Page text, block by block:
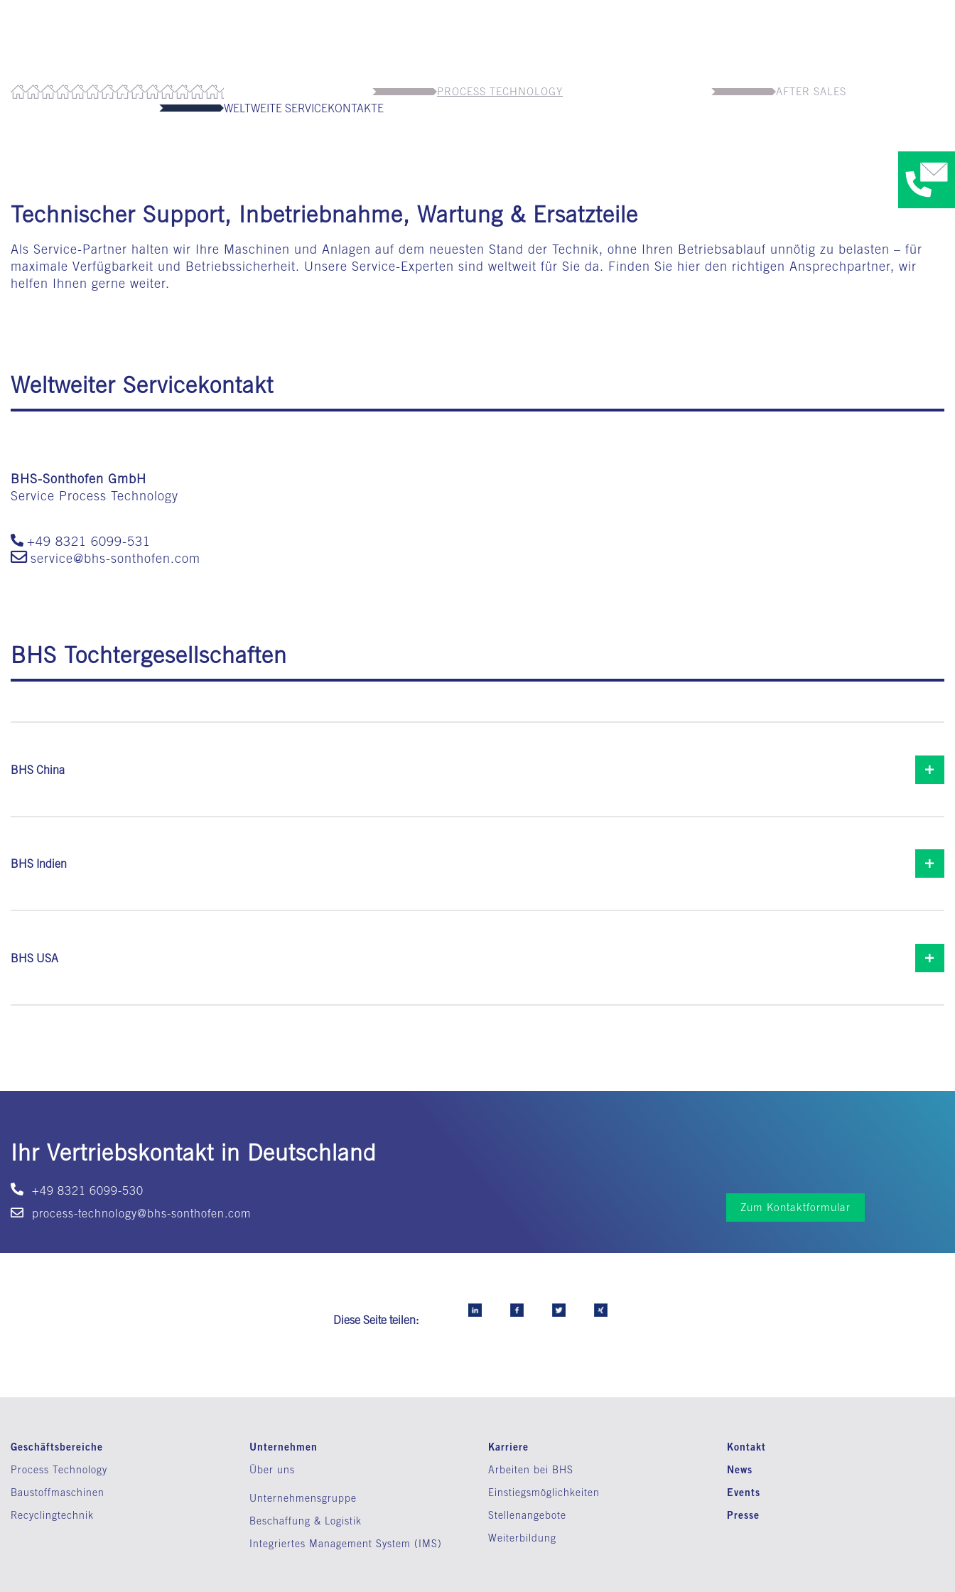
PROCESS TECHNOLOGY AFTER SALES
WELTWEITE SERVICEKONTAKTE
Technischer Support, Inbetriebnahme, Wartung & Ersatzteile
Als Service-Partner halten wir Ihre Maschinen und Anlagen auf dem neuesten Stand der Technik, ohne Ihren Betriebsablauf unnötig zu belasten – für
maximale Verfügbarkeit und Betriebssicherheit. Unsere Service-Experten sind weltweit für Sie da. Finden Sie hier den richtigen Ansprechpartner, wir
helfen Ihnen gerne weiter.
Weltweiter Servicekontakt
BHS-Sonthofen GmbH
Service Process Technology
+49 8321 6099-531
service@bhs-sonthofen.com
BHS Tochtergesellschaften
BHS China
BHS Indien
BHS USA
Ihr Vertriebskontakt in Deutschland
+49 8321 6099-530
process-technology@bhs-sonthofen.com
Zum Kontaktformular
Diese Seite teilen:
Geschäftsbereiche
Process Technology
Baustoffmaschinen
Recyclingtechnik
Unternehmen
Über uns
Unternehmensgruppe
Beschaffung & Logistik
Integriertes Management System (IMS)
Karriere
Arbeiten bei BHS
Einstiegsmöglichkeiten
Stellenangebote
Weiterbildung
Kontakt
News
Events
Presse